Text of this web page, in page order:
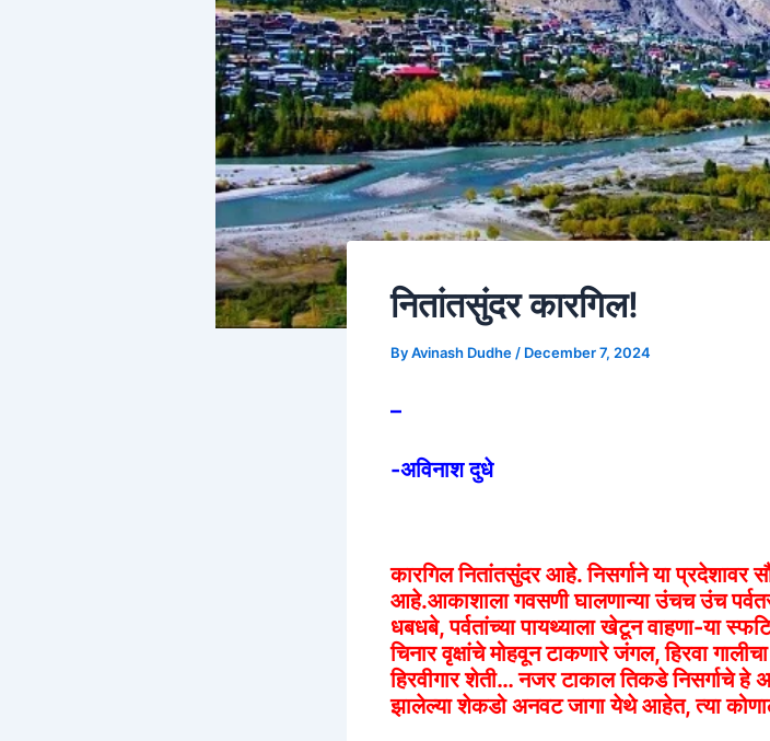
नितांतसुंदर कारगिल!
ByAvinash Dudhe / December 7, 2024
–
-अविनाश दुधे
कारगिल नितांतसुंदर आहे. निसर्गाने या प्रदेशावर
आहे.आकाशाला गवसणी घालणान्या उंचच उंच
धबधबे, पर्वतांच्या पायथ्याला खेटून वाहणा-या
चिनार वृक्षांचे मोहवून टाकणारे जंगल, हिरवा
हिरवीगार शेती… नजर टाकाल तिकडे निसर्गाचे हे
झालेल्या शेकडो अनवट जागा येथे आहेत, त्या